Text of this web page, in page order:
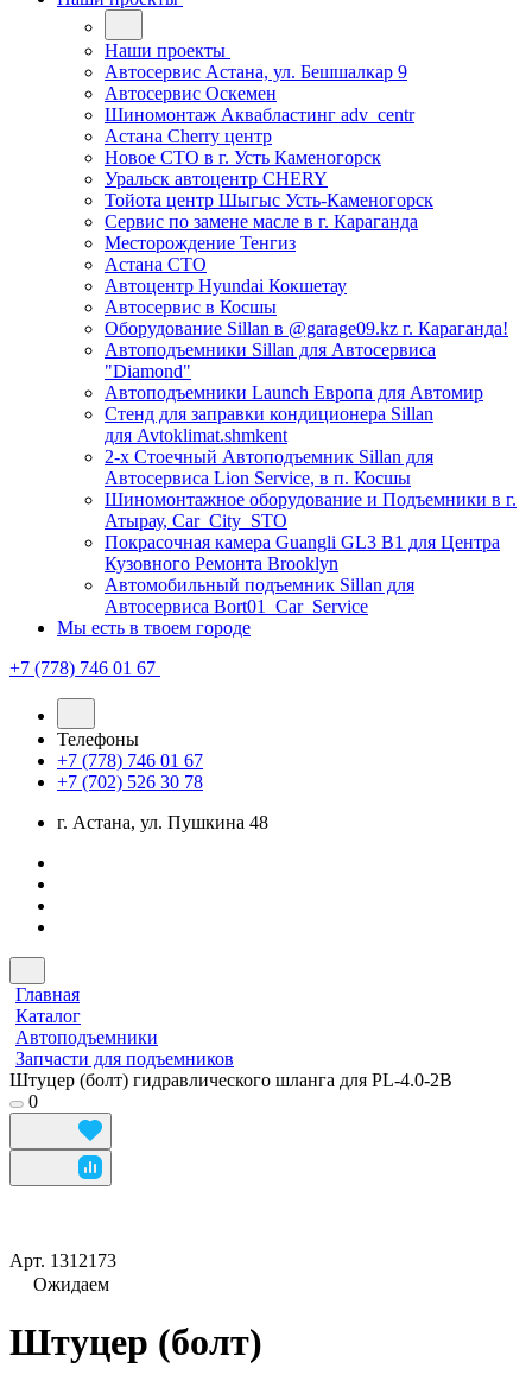
Наши проекты
Автосервис Астана, ул. Бешшалкар 9
Автосервис Оскемен
Шиномонтаж Аквабластинг adv_centr
Астана Cherry центр
Новое СТО в г. Усть Каменогорск
Уральск автоцентр CHERY
Тойота центр Шыгыс Усть-Каменогорск
Сервис по замене масле в г. Караганда
Месторождение Тенгиз
Астана СТО
Автоцентр Hyundai Кокшетау
Автосервис в Косшы
Оборудование Sillan в @garage09.kz г. Караганда!
Автоподъемники Sillan для Автосервиса
"Diamond"
Автоподъемники Launch Европа для Автомир
Стенд для заправки кондиционера Sillan
для Avtoklimat.shmkent
2-х Стоечный Автоподъемник Sillan для
Автосервиса Lion Service, в п. Косшы
Шиномонтажное оборудование и Подъемники в г.
Атырау, Car_City_STO
Покрасочная камера Guangli GL3 B1 для Центра
Кузовного Ремонта Brooklyn
Автомобильный подъемник Sillan для
Автосервиса Bort01_Car_Service
Мы есть в твоем городе
+7 (778) 746 01 67
Телефоны
+7 (778) 746 01 67
+7 (702) 526 30 78
г. Астана, ул. Пушкина 48
Главная
Каталог
Автоподъемники
Запчасти для подъемников
Штуцер (болт) гидравлического шланга для PL-4.0-2B
0
Арт. 1312173
Ожидаем
Штуцер (болт)